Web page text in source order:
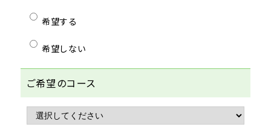
希望する
希望しない
ご希望のコース